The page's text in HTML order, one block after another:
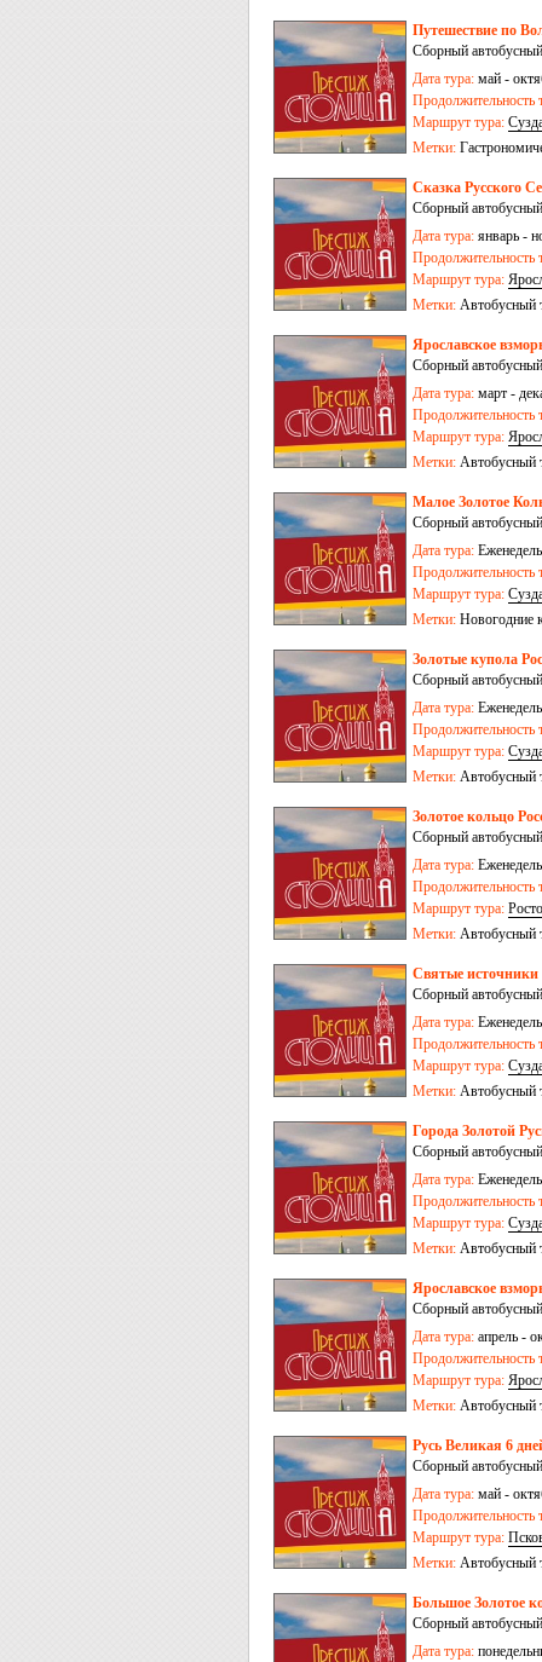
Путешествие по
Сборный
Дата тура: май -
Продолжительность
Маршрут тура:
Метки:
Сказка Русского
Сборный
Дата тура: январь -
Продолжительность
Маршрут тура:
Метки: Автобусный
Ярославское
Сборный
Дата тура: март -
Продолжительность
Маршрут тура:
Метки: Автобусный
Малое Золотое
Сборный
Дата тура:
Продолжительность
Маршрут тура:
Залесский
Метки: Новогодние
Золотые купола
Сборный
Дата тура:
Продолжительность
Маршрут тура:
Залесский-Иваново
Метки: Автобусный
Золотое кольцо
Сборный
Дата тура:
Продолжительность
Маршрут тура:
Метки: Автобусный
Святые источники
Сборный
Дата тура:
Продолжительность
Маршрут тура:
Иваново
Метки: Автобусный
Города Золотой
Сборный
Дата тура:
Продолжительность
Маршрут тура:
Переславль-
Метки: Автобусный
Ярославское
Сборный
Дата тура: апрель -
Продолжительность
Маршрут тура:
Метки: Автобусный
Русь Великая 6
Сборный
Дата тура: май -
Продолжительность
Маршрут тура:
Метки: Автобусный
Большое Золотое
Сборный
Дата тура: